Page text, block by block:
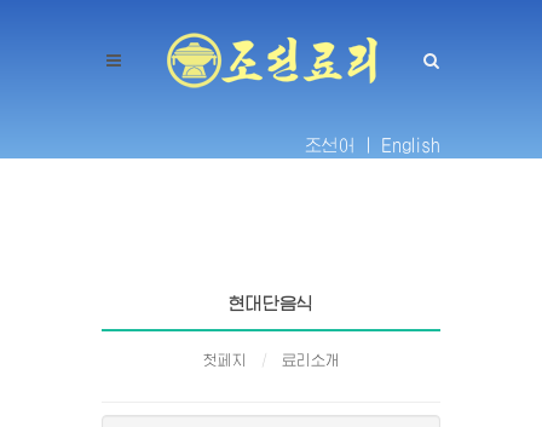
조선어 | English
현대단음식
첫페지 료리소개